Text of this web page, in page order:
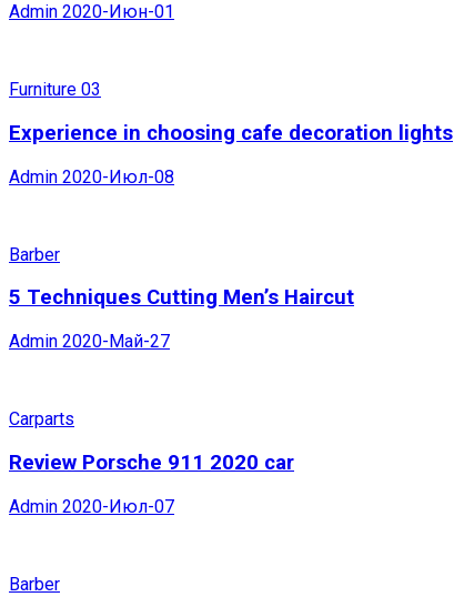
Admin 2020-Июн-01
Furniture 03
Experience in choosing cafe decoration lights
Admin 2020-Июл-08
Barber
5 Techniques Cutting Men’s Haircut
Admin 2020-Май-27
Carparts
Review Porsche 911 2020 car
Admin 2020-Июл-07
Barber